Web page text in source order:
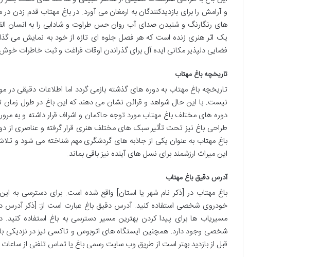
و آرامش را برای بازدیدکنندگان به ارمغان می آورد. در باغ مهتاب قدم
های رنگارنگ و شنیدن صدای آب روان حس طراوت و شادابی را به انسان
یک اثر هنری زنده است که هر فصل جلوه ای تازه از خود به نمایش می
فضایی دلپذیر مکانی ایده آل برای گذراندن اوقات فراغت و ثبت خاطرات
تاریخچه باغ مهتاب
تاریخچه باغ مهتاب به دوره های گذشته بازمی گردد اما اطلاعات دقیقی در
نیست. با این حال شواهد و قرائن نشان می دهند که این باغ در طول زمان
دوره های مختلف باغ مهتاب مورد توجه حاکمان و اشراف قرار داشته و به
طراحی باغ نیز تحت تأثیر سبک های مختلف هنری قرار گرفته و عناصری از
باغ مهتاب به عنوان یکی از جاذبه های گردشگری مهم شناخته می شود و
این میراث ارزشمند برای نسل های آینده نیز باقی بماند.
آدرس دقیق باغ مهتاب
باغ مهتاب در [ذکر نام شهر یا استان] واقع شده است. برای دسترسی به
خودروی شخصی استفاده کنید. آدرس دقیق باغ عبارت است از: [ذکر آدرس
مسیریاب ها برای پیدا کردن بهترین مسیر دسترسی به باغ استفاده
شخصی وجود دارد. همچنین ایستگاه های اتوبوس و تاکسی نیز در نزدیکی
قبل از بازدید بهتر است از طریق وب سایت رسمی باغ یا تماس تلفنی از